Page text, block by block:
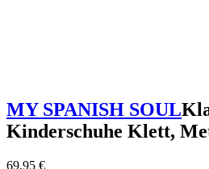
MY SPANISH SOUL
Kinderschuhe Klett,
69,95 €